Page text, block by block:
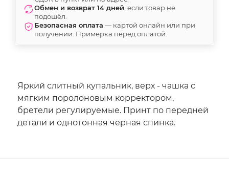
Обмен и возврат 14 дней , если товар не
подошёл.
Безопасная оплата — картой онлайн или при
получении. Примерка перед оплатой.
Яркий слитный купальник, верх - чашка с
мягким поролоновым корректором,
бретели регулируемые. Принт по передней
детали и однотонная черная спинка.